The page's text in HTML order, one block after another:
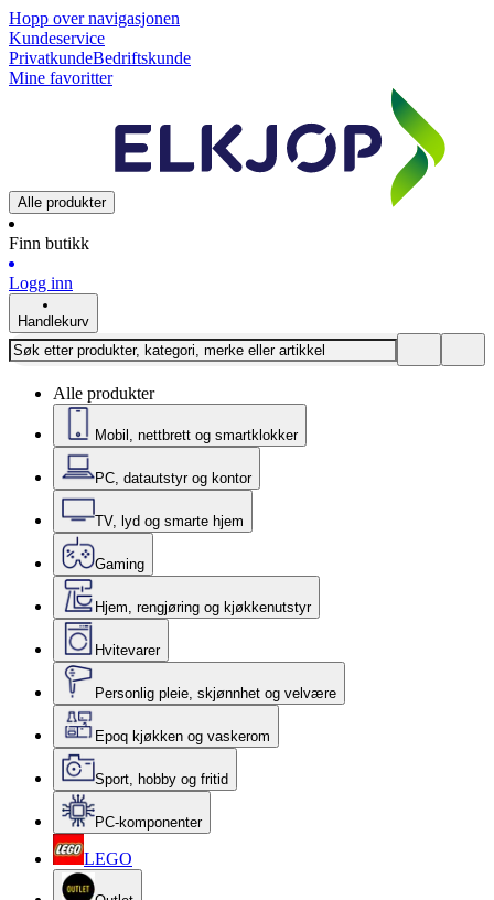
Hopp over navigasjonen
Kundeservice
PrivatkundeBedriftskunde
Mine favoritter
Alle produkter
Finn butikk
Logg inn
Handlekurv
Alle produkter
Mobil, nettbrett og smartklokker
PC, datautstyr og kontor
TV, lyd og smarte hjem
Gaming
Hjem, rengjøring og kjøkkenutstyr
Hvitevarer
Personlig pleie, skjønnhet og velvære
Epoq kjøkken og vaskerom
Sport, hobby og fritid
PC-komponenter
LEGO